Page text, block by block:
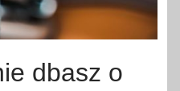
dbasz o